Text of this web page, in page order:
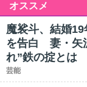
オススメ
魔裟斗、結婚
を告白 妻・矢
れ”鉄の掟とは
芸能